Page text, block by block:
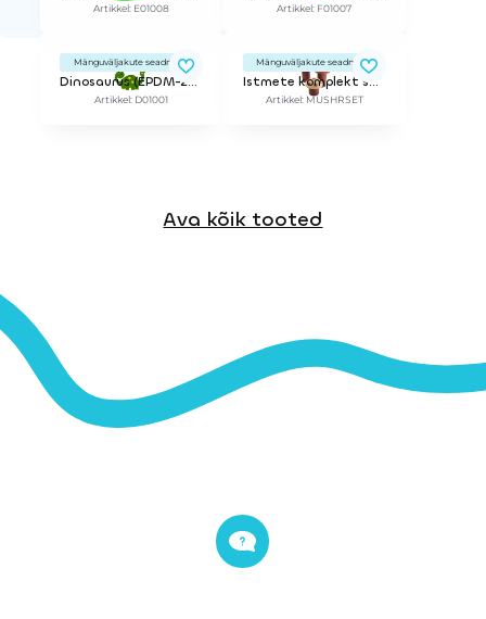
Artikkel: E01008 Artikkel: F01007
Mänguväljakute seadmed
Dinosaurus (EPDM-2D)
Artikkel: D01001
Mänguväljakute seadmed
Istmete komplekt seened
Artikkel: MUSHRSET
Ava kõik tooted